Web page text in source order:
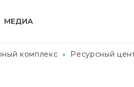
МЕДИА
комплекс Ресурсный